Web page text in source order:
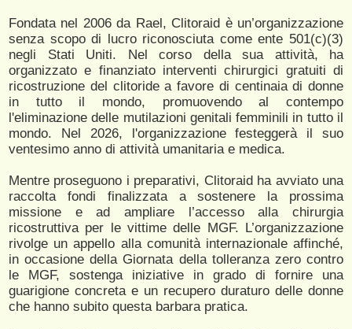
Fondata nel 2006 da Rael, Clitoraid è un’organizzazione
senza scopo di lucro riconosciuta come ente 501(c)(3)
negli Stati Uniti. Nel corso della sua attività, ha
organizzato e finanziato interventi chirurgici gratuiti di
ricostruzione del clitoride a favore di centinaia di donne
in tutto il mondo, promuovendo al contempo
l'eliminazione delle mutilazioni genitali femminili in tutto il
mondo. Nel 2026, l'organizzazione festeggerà il suo
ventesimo anno di attività umanitaria e medica.
Mentre proseguono i preparativi, Clitoraid ha avviato una
raccolta fondi finalizzata a sostenere la prossima
missione e ad ampliare l’accesso alla chirurgia
ricostruttiva per le vittime delle MGF. L’organizzazione
rivolge un appello alla comunità internazionale affinché,
in occasione della Giornata della tolleranza zero contro
le MGF, sostenga iniziative in grado di fornire una
guarigione concreta e un recupero duraturo delle donne
che hanno subito questa barbara pratica.